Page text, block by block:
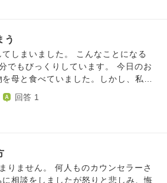
は思わないですよね。 よろしくお
じない方がいいと。その分、お金や
。家族にどれだけ助けられてきたか
しかないのはわかります。確かに感
人を信じないで自分の力に頼り、結
連鎖が続いてしまう。 だから私は疫
かな私をお叱り下さい。
う
しまいました。 こんなことになる
びっくりしています。 今日のお
母と食べていました。しかし、私は
物を思い込みで間違えて買ってきてし
ムカつくような口調で文句を言われ
していて、それでまた母にもイライ
気づいたら奇声をあげて喚いていま
いた物も手でグチャグチャにしていま
回答 1
ものカウンセラーさ
相談をしましたが怒りと悲しみ、悔